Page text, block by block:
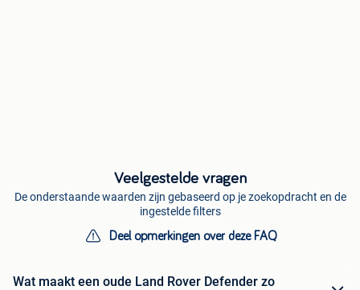
Veelgestelde vragen
De onderstaande waarden zijn gebaseerd op je zoekopdracht en de
ingestelde filters
Deel opmerkingen over deze FAQ
Wat maakt een oude Land Rover Defender zo